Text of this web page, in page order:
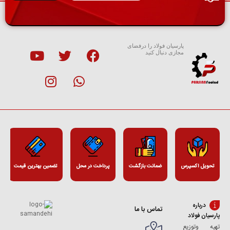
پارسیان فولاد را درفضای
مجازی دنبال کنید
تحویل اکسپرس ضمانت بازگشت پرداخت در محل تضمین بهترین قیمت
درباره
پارسیان فولاد
تهیه وتوزیع
تماس با ما